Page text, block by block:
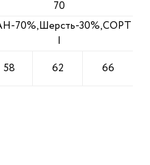
70
70%,Шерсть-30%,СОРТ
58 62 66